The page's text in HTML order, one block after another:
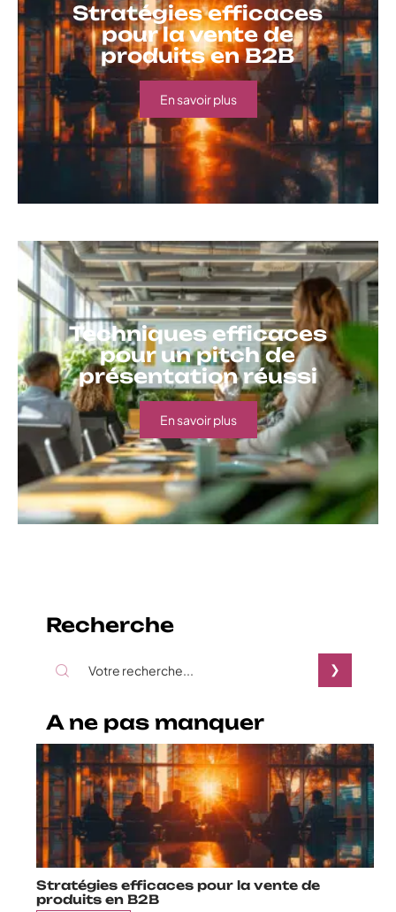
Stratégies efficaces
pour la vente de
produits en B2B
En savoir plus
Techniques efficaces
pour un pitch de
présentation réussi
En savoir plus
Recherche
A ne pas manquer
Stratégies efficaces pour la vente de
produits en B2B